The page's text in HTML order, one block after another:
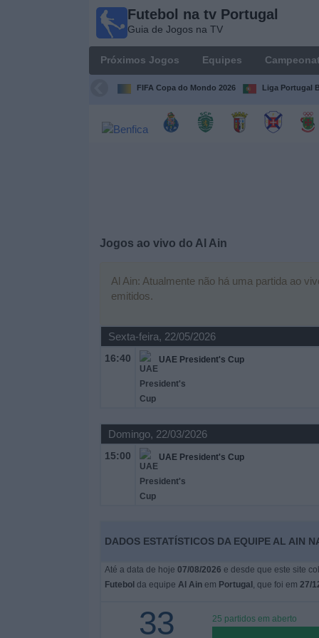
Futebol na tv Portugal
Guia de Jogos na TV
Próximos Jogos Equipes
FIFA Copa do Mondo 2026 Liga Portugal
Jogos ao vivo do Al Ain
Al Ain: Atualmente não há uma partida ao
emitidos.
Sexta-feira, 22/05/2026
16:40 UAE President's Cup
Domingo, 22/03/2026
15:00 UAE President's Cup
DADOS ESTATÍSTICOS DA EQUIPE AL AIN
Até a data de hoje 07/08/2026 e desde que este site
Futebol da equipe Al Ainem Portugal , que foi em 27/
33
25 partidos em aberto
Portugal
Jogos na TV